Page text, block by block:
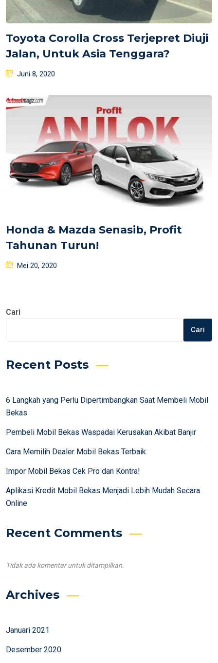
Toyota Corolla Cross Terjepret Diuji
Jalan, Untuk Asia Tenggara?
Posted
Juni 8, 2020
Honda & Mazda Senasib, Profit
Tahunan Turun!
Posted
Mei 20, 2020
Cari
Cari
Recent Posts
6 Langkah yang Perlu Dipertimbangkan Saat Membeli Mobil
Bekas
Pembeli Mobil Bekas Waspadai Kerusakan Akibat Banjir
Cara Memilih Dealer Mobil Bekas Terbaik
Impor Mobil Bekas Cek Pro dan Kontra!
Aplikasi Kredit Mobil Bekas Menjadi Lebih Mudah Secara
Online
Recent Comments
Tidak ada komentar untuk ditampilkan.
Archives
Januari 2021
Desember 2020